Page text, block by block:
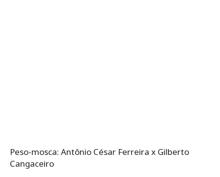
Peso-mosca: Antônio César Ferreira x Gilberto
Cangaceiro